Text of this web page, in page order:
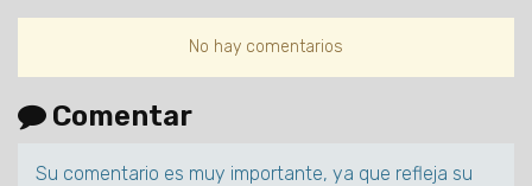
No hay comentarios
Comentar
Su comentario es muy importante, ya que refleja su